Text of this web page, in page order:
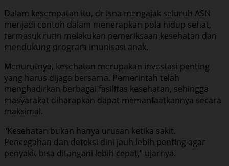
Dalam kesempatan itu, dr Isna mengajak seluruh ASN
menjadi contoh dalam menerapkan pola hidup sehat,
termasuk rutin melakukan pemeriksaan kesehatan dan
mendukung program imunisasi anak.
Menurutnya, kesehatan merupakan investasi penting
yang harus dijaga bersama. Pemerintah telah
menghadirkan berbagai fasilitas kesehatan, sehingga
masyarakat diharapkan dapat memanfaatkannya secara
maksimal.
“Kesehatan bukan hanya urusan ketika sakit.
Pencegahan dan deteksi dini jauh lebih penting agar
penyakit bisa ditangani lebih cepat,” ujarnya.